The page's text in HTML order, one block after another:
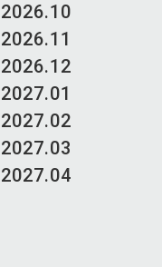
2026.10
2026.11
2026.12
2027.01
2027.02
2027.03
2027.04